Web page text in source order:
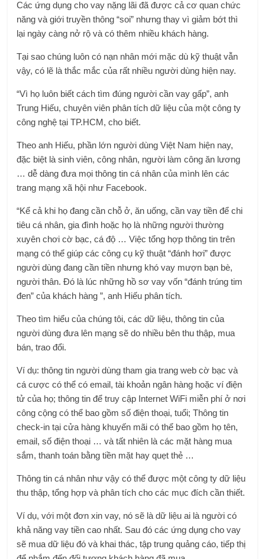
Các ứng dụng cho vay nặng lãi đã được cả cơ quan chức
năng và giới truyền thông “soi” nhưng thay vì giảm bớt thì
lại ngày càng nở rộ và có thêm nhiều khách hàng.
Tại sao chúng luôn có nạn nhân mới mặc dù kỹ thuật vẫn
vậy, có lẽ là thắc mắc của rất nhiều người dùng hiện nay.
“Vì họ luôn biết cách tìm đúng người cần vay gấp”, anh
Trung Hiếu, chuyên viên phân tích dữ liệu của một công ty
công nghệ tại TP.HCM, cho biết.
Theo anh Hiếu, phần lớn người dùng Việt Nam hiện nay,
đặc biệt là sinh viên, công nhân, người làm công ăn lương
… dễ dàng đưa mọi thông tin cá nhân của mình lên các
trang mạng xã hội như Facebook.
“Kể cả khi họ đang cần chỗ ở, ăn uống, cần vay tiền để chi
tiêu cá nhân, gia đình hoặc họ là những người thường
xuyên chơi cờ bạc, cá độ …Việc tổng hợp thông tin trên
mạng có thể giúp các công cụ kỹ thuật “đánh hơi” được
người dùng đang cần tiền nhưng khó vay mượn bạn bè,
người thân. Đó là lúc những hồ sơ vay vốn “đánh trúng tim
đen” của khách hàng ”, anh Hiếu phân tích.
Theo tìm hiểu của chúng tôi, các dữ liệu, thông tin của
người dùng đưa lên mạng sẽ do nhiều bên thu thập, mua
bán, trao đổi.
Ví dụ: thông tin người dùng tham gia trang web cờ bạc và
cá cược có thể có email, tài khoản ngân hàng hoặc ví điện
tử của họ; thông tin để truy cập Internet WiFi miễn phí ở nơi
công cộng có thể bao gồm số điện thoại, tuổi; Thông tin
check-in tại cửa hàng khuyến mãi có thể bao gồm họ tên,
email, số điện thoại … và tất nhiên là các mặt hàng mua
sắm, thanh toán bằng tiền mặt hay quẹt thẻ …
Thông tin cá nhân như vậy có thể được một công ty dữ liệu
thu thập, tổng hợp và phân tích cho các mục đích cần thiết.
Ví dụ, với một đơn xin vay, nó sẽ là dữ liệu ai là người có
khả năng vay tiền cao nhất. Sau đó các ứng dụng cho vay
sẽ mua dữ liệu đó và khai thác, tập trung quảng cáo, tiếp thị